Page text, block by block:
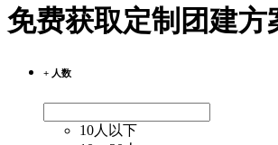
免费获取定制团建方
+ 人数
10人以下